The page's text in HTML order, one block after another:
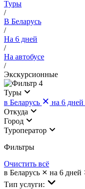
Туры
/
В Беларусь
/
На 6 дней
/
На автобусе
/
Экскурсионные
4
Туры
в Беларусь
на 6 дней
Откуда
Город
Туроператор
Фильтры
Очистить всё
в Беларусь
на 6 дней
Тип услуги: